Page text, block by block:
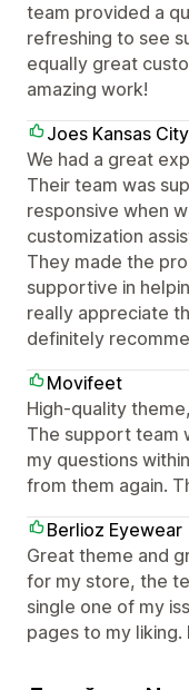
team provided a
refreshing to see
equally great
amazing work!
Joes Kansas
We had a great
Their team was
responsive when
customization
They made the
supportive in
really appreciate
definitely
Movifeet
High-quality
The support team
my questions
from them again.
Berlioz Eyewear
Great theme and
for my store, the
single one of my
pages to my